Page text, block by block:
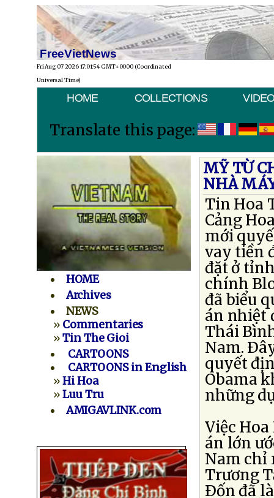
FreeVietNews
Fri Aug 07 2026 17:01:54 GMT+0000 (Coordinated
Universal Time)
HOME COLLECTIONS
Translate this page:
HOME
Archives
NEWS
» Commentaries
»Tin The Gioi
CARTOONS
CARTOONS in English
»Hi Hoa
»Luu Tru
AMIGAVLINK.com
MỸ TỪ
NHÀ
Tin Hoa
Cảng
mới
vay tiền
đặt ở
chính
đã biểu
án nhiệt
Thái
Nam.
quyết
Obama
những
Việc
án lớn
Nam chỉ
Trương
Ðốn đã